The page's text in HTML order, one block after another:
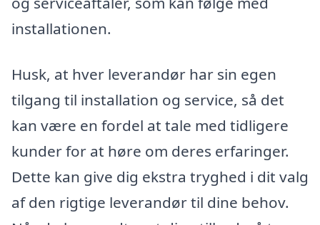
installationen.
Husk, at hver leverandør har sin egen
tilgang til installation og service, så det
kan være en fordel at tale med tidligere
kunder for at høre om deres erfaringer.
Dette kan give dig ekstra tryghed i dit valg
af den rigtige leverandør til dine behov.